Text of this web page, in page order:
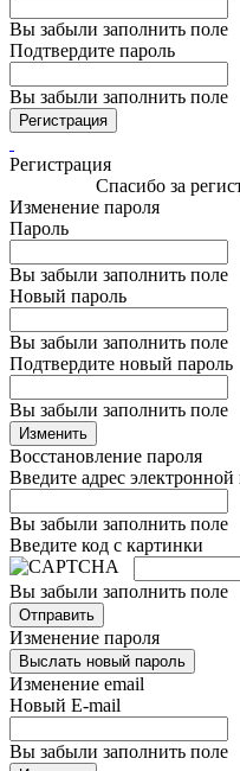
Вы забыли заполнить поле
Подтвердите пароль
Вы забыли заполнить поле
Регистрация
Регистрация
Спасибо за
Изменение пароля
Пароль
Вы забыли заполнить поле
Новый пароль
Вы забыли заполнить поле
Подтвердите новый пароль
Вы забыли заполнить поле
Изменить
Восстановление пароля
Введите адрес
Вы забыли заполнить поле
Введите код с картинки
Вы забыли заполнить поле
Отправить
Изменение пароля
Выслать новый пароль
Изменение email
Новый E-mail
Вы забыли заполнить поле